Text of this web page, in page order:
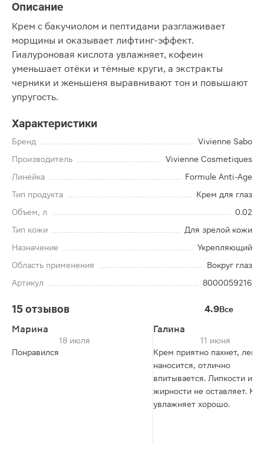
Описание
Крем с бакучиолом и пептидами разглаживает
морщины и оказывает лифтинг-эффект.
Гиалуроновая кислота увлажняет, кофеин
уменьшает отёки и тёмные круги, а экстракты
черники и женьшеня выравнивают тон и повышают
упругость.
Характеристики
Бренд
Vivienne Sabo
Производитель
Vivienne Cosmetiques
Линейка
Formule Anti-Age
Тип продукта
Крем для глаз
Объем, л
0.02
Тип кожи
Для зрелой кожи
Назначение
Укрепляющий
Область применения
Вокруг глаз
Артикул
8000059216
15 отзывов 4.9Все
Марина
18 июля
Понравился
Галина
11 июня
Крем приятно пахнет, легко
наносится, отлично
впитывается. Липкости и
жирности не оставляет.
увлажняет хорошо.